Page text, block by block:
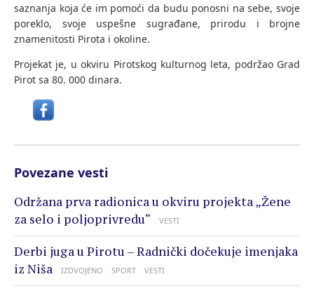
saznanja koja će im pomoći da budu ponosni na sebe, svoje
poreklo, svoje uspešne sugrađane, prirodu i brojne
znamenitosti Pirota i okoline.
Projekat je, u okviru Pirotskog kulturnog leta, podržao Grad
Pirot sa 80. 000 dinara.
Povezane vesti
Održana prva radionica u okviru projekta „Žene
za selo i poljoprivredu“
VESTI
Derbi juga u Pirotu – Radnički dočekuje imenjaka
iz Niša
IZDVOJENO SPORT VESTI